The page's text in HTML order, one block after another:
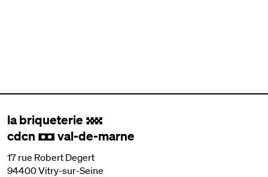
la briqueterie .
cdcn , val-de-marne
17 rue Robert Degert
94400 Vitry-sur-Seine